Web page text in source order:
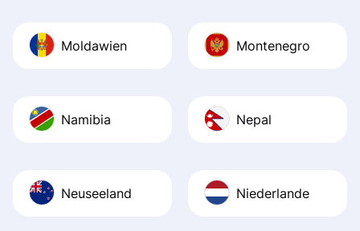
Moldawien Montenegro
Namibia Nepal
Neuseeland Niederlande